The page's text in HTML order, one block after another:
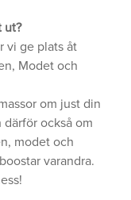
ut?
vi ge plats åt
Modet och
om just din
också om
modet och
varandra.